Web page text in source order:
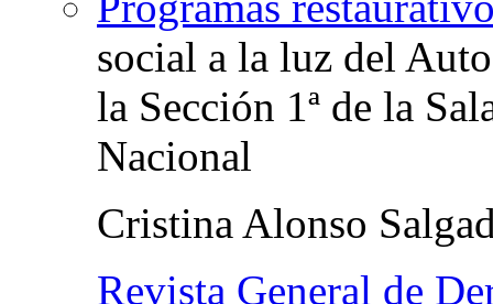
social a la luz del
la Sección 1ª de la
Nacional
Cristina Alonso
Revista General de